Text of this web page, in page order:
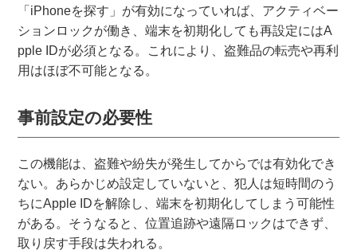
「iPhoneを探す」が有効になっていれば、アクティベー
ションロックが働き、端末を初期化しても再設定にはA
pple IDが必須となる。これにより、盗難品の転売や再利
用はほぼ不可能となる。
事前設定の必要性
この機能は、盗難や紛失が発生してからでは有効化でき
ない。あらかじめ設定していないと、犯人は短時間のう
ちにApple IDを解除し、端末を初期化してしまう可能性
がある。そうなると、位置追跡や遠隔ロックはできず、
取り戻す手段は失われる。